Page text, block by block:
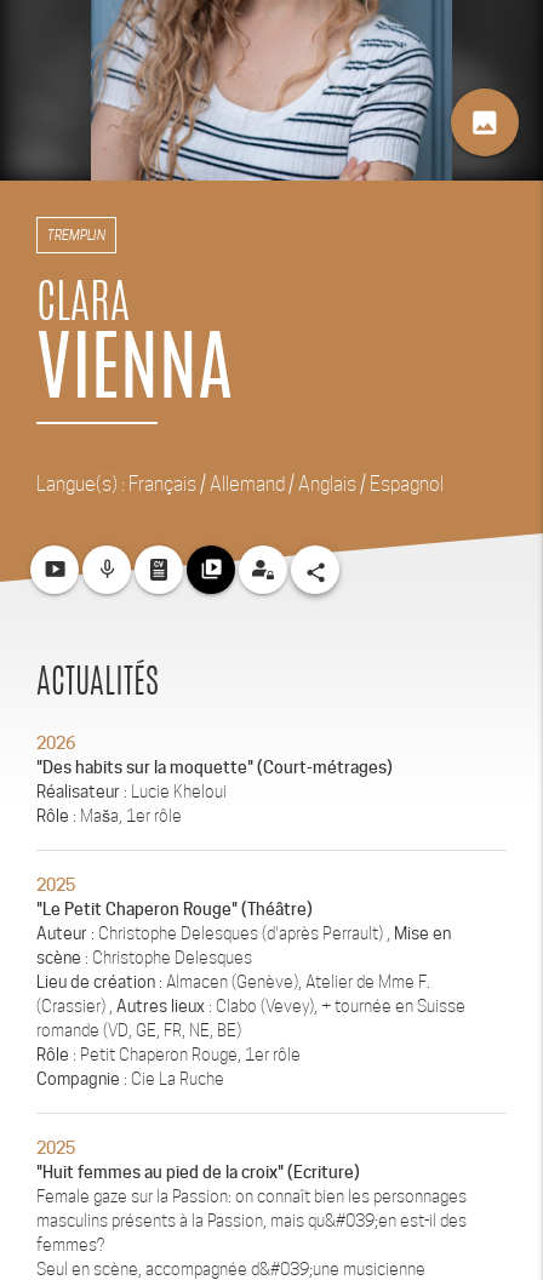
image
TREMPLIN
CLARA
VIENNA
Langue(s) : Français / Allemand / Anglais / Espagnol
smart_display mic_none video_library share
ACTUALITÉS
2026
"Des habits sur la moquette" (Court-métrages)
Réalisateur : Lucie Kheloui
Rôle : Maša, 1er rôle
2025
"Le Petit Chaperon Rouge" (Théâtre)
Auteur : Christophe Delesques (d'après Perrault) ,
Mise en
scène : Christophe Delesques
Lieu de création : Almacen (Genève), Atelier de Mme F.
(Crassier) , Autres lieux : Clabo (Vevey), + tournée en Suisse
romande (VD, GE, FR, NE, BE)
Rôle : Petit Chaperon Rouge, 1er rôle
Compagnie : Cie La Ruche
2025
"Huit femmes au pied de la croix" (Ecriture)
Female gaze sur la Passion: on connaît bien les personnages
masculins présents à la Passion, mais qu&#039;en est-il des
femmes?
Seul en scène, accompagnée d&#039;une musicienne